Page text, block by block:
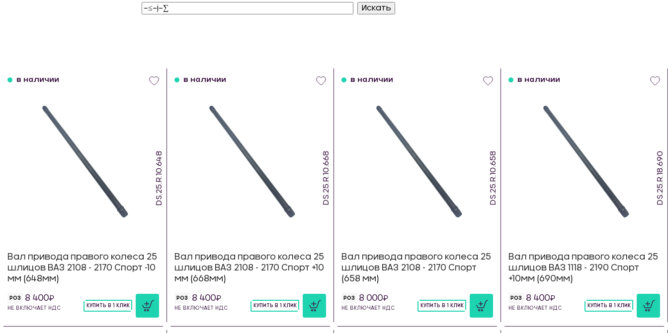
DS.25.R.10.648
в наличии
Вал привода правого колеса 25
шлицов ВАЗ 2108 - 2170 Спорт -10
мм (648мм)
РОЗ 8 400
НЕ ВКЛЮЧАЕТ НДС КУПИТЬ В 1 КЛИК
DS.25.R.10.668
в наличии
Вал привода правого колеса 25
шлицов ВАЗ 2108 - 2170 Спорт +10
мм (668мм)
РОЗ 8 400
НЕ ВКЛЮЧАЕТ НДС КУПИТЬ В 1 КЛИК
DS.25.R.10.658
в наличии
Вал привода правого колеса 25
шлицов ВАЗ 2108 - 2170 Спорт
(658 мм)
РОЗ 8 000
НЕ ВКЛЮЧАЕТ НДС КУПИТЬ В 1 КЛИК
DS.25.R.18.690
в наличии
Вал привода правого колеса 25
шлицов ВАЗ 1118 - 2190 Спорт
+10мм (690мм)
РОЗ 8 400
НЕ ВКЛЮЧАЕТ НДС КУПИТЬ В 1 КЛИК